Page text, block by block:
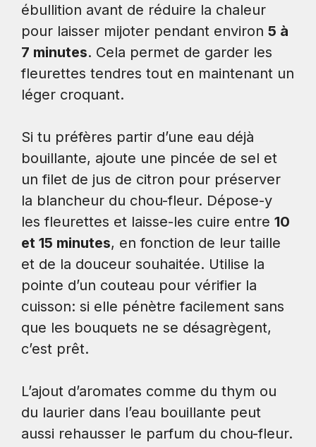
ébullition avant de réduire la chaleur
pour laisser mijoter pendant environ 5 à
7 minutes. Cela permet de garder les
fleurettes tendres tout en maintenant un
léger croquant.
Si tu préfères partir d’une eau déjà
bouillante, ajoute une pincée de sel et
un filet de jus de citron pour préserver
la blancheur du chou-fleur. Dépose-y
les fleurettes et laisse-les cuire entre 10
et 15 minutes, en fonction de leur taille
et de la douceur souhaitée. Utilise la
pointe d’un couteau pour vérifier la
cuisson: si elle pénètre facilement sans
que les bouquets ne se désagrègent,
c’est prêt.
L’ajout d’aromates comme du thym ou
du laurier dans l’eau bouillante peut
aussi rehausser le parfum du chou-fleur.